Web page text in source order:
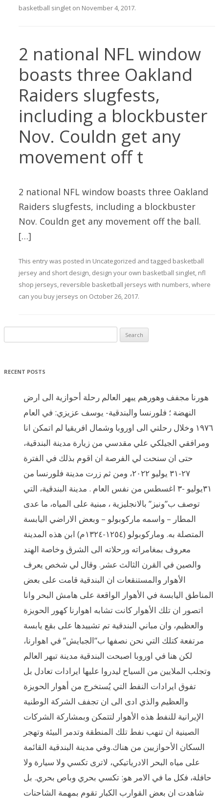
basketball singlet on November 4, 2017.
2 national NFL window
boasts three Oakland
Raiders slugfests,
including a blockbuster
Nov. Couldn get any
movement off t
2 national NFL window boasts three Oakland
Raiders slugfests, including a blockbuster
Nov. Couldn get any movement off the ball.
[…]
This entry was posted in Uncategorized and tagged basketball
jersey and short design, design your own basketball singlet, nfl
shop jerseys, reversible basketball jerseys with numbers,where
can you buy jerseys on October 26, 2017.
RECENT POSTS
هورنا مجفف وهورهم يبهر العالم رحلة أحوازية الى ارض
النهضة ؛ فلورنسا والبندقية- يوسف عزيزي: في العام
١٩٧٦ وخلال رحلتي الى اوروبا وشمال افريقيا لم اتمكن انا
ومرافقي الجيلكي علي مقدسي من زيارة مدينة البندقية،
حتى ان سنحت لي الفرصة ان اقوم بذلك في الفترة
٢٧-٣١ يوليو ٢٠٢٢، ومن ثم زرت مدينة فلورنسا من
٣١يوليو -٣ اغسطس من نفس العام . مدينة البندقية، التي
توصف ب”ونيز” بالانجليزية ، مبنية على المياه، ما عدى
المطار – واسمه ماركوبولو – وبعض الاراضي اليابسة
المتصلة به. وماركوبولو (١٢٥٤-١٣٢٤م) ابن هذه المدينة
معروف بمغامراته ورحلاته الى الشرق وخاصة الهند
والصين في القرن الثالث عشر. وقال لي شخص يعرف
الأهوار والمستنقعات ان البندقية قامت على بعض
المناطق اليابسة في الأهوار الواقعة على هامش البحر وانا
اتصور ان تلك الأهوار كانت تشابه اهوارنا كهور الحويزة
والعظيم، وان مباني البندقية تم تشييدها على بقع يابسة
مرتفعة كتلك التي نحن نصفها ب”الجبايش” في اهوارنا،
لكن هنا في اوروبا اصبحت البندقية مدينة تبهر العالم
وتجلب الملايين من السياح ليدروا عليها ايرادات تعادل بل
تفوق ايرادات النفط التي يُستخرج من أهوار الحويزة
والعظيم والذي ادى الى ان تجفف الشركة الوطنية
الإيرانية للنفط هذه الأهوار لتتمكن وبمشاركة الشركات
الصينية ان تنهب نفط تلك المنطقة وتدمر البيئة وتهجر
السكان الأحوازيين من هناك.وفي مدينة البندقية القائمة
على مياه البحر الادرياتيكي، لاترى تكسي ولا سيارة ولا
حافلة، فكل ما في الامر هو: تكسي بحري وباص بحري. بل
شاهدت ان بعض القوارب الكبار تقوم بمهمة الشاحنات